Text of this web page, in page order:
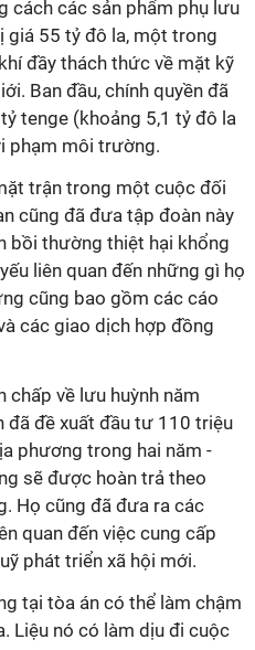
cách các sản phẩm phụ lưu
giá 55 tỷ đô la, một trong
đầy thách thức về mặt kỹ
Ban đầu, chính quyền đã
tenge (khoảng 5,1 tỷ đô la
phạm môi trường.
trận trong một cuộc đối
cũng đã đưa tập đoàn này
bồi thường thiệt hại khổng
liên quan đến những gì họ
cũng bao gồm các cáo
các giao dịch hợp đồng
về lưu huỳnh năm
đã đề xuất đầu tư 110 triệu
phương trong hai năm -
sẽ được hoàn trả theo
Họ cũng đã đưa ra các
quan đến việc cung cấp
phát triển xã hội mới.
tại tòa án có thể làm chậm
Liệu nó có làm dịu đi cuộc